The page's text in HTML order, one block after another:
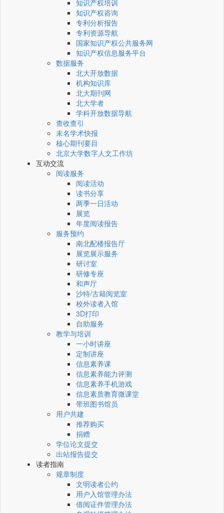
知识产权培训
知识产权咨询
专利分析报告
专利资源导航
国家知识产权公共服务网
知识产权信息服务平台
数据服务
北大开放数据
机构知识库
北大期刊网
北大学者
学科开放数据导航
查收查引
未名学术快报
核心期刊要目
北京大学数字人文工作坊
互动交流
阅读服务
阅读活动
读书分享
两季一日活动
展览
年度阅读报告
服务预约
南北配楼报告厅
展览展示服务
研讨室
研修专座
和声厅
沙特/古籍阅览室
校外读者入馆
3D打印
自助服务
教学与培训
一小时讲座
定制讲座
信息素养课
信息素养能力评测
信息素养手机游戏
信息素质教育微课堂
带班图书馆员
用户共建
推荐购买
捐赠
学位论文提交
出站报告提交
读者指南
规章制度
文明读者公约
用户入馆管理办法
借阅证件管理办法